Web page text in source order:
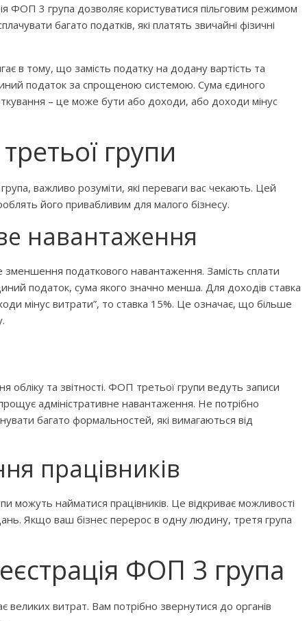
ФОП 3 група дозволяє користуватися пільговим режимом
багато податків, які платять звичайні фізичні
в тому, що замість податку на додану вартість та
податок за спрощеною системою. Сума єдиного
– це може бути або доходи, або доходи мінус
групи
важливо розуміти, які переваги вас чекають. Цей
його привабливим для малого бізнесу.
навантаження
податкового навантаження. Замість сплати
податок, сума якого значно менша. Для доходів ставка
мінус витрати”, то ставка 15%. Це означає, що більше
та звітності. ФОП третьої групи ведуть записи
адміністративне навантаження. Не потрібно
багато формальностей, які вимагаються від
працівників
можуть найматися працівників. Це відкриває можливості
Якщо ваш бізнес перерос в одну людину, третя група
ФОП 3 група
великих витрат. Вам потрібно звернутися до органів
Приватні садочки Рівного